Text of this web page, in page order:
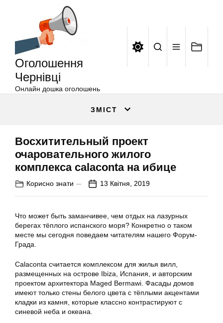
Оголошення
Чернівці
Онлайн дошка оголошень
ЗМІСТ
Восхитительный проект
очаровательного жилого
комплекса calaconta на ибице
Корисно знати 13 Квітня, 2019
Что может быть заманчивее, чем отдых на лазурных
берегах тёплого испанского моря? Конкретно о таком
месте мы сегодня поведаем читателям нашего Форум-
Града.
Calaconta считается комплексом для жилья вилл,
размещенных на острове Ibiza, Испания, и авторским
проектом архитектора Maged Bermawi. Фасады домов
имеют только стены белого цвета с тёплыми акцентами
кладки из камня, которые классно контрастируют с
синевой неба и океана.